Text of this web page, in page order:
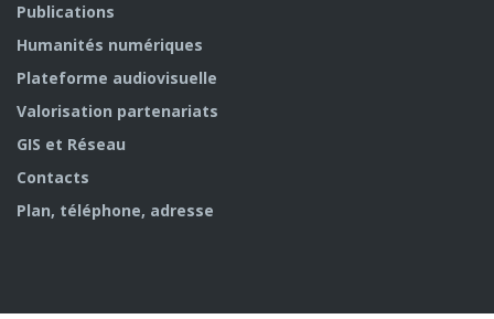
Publications
Humanités numériques
Plateforme audiovisuelle
Valorisation partenariats
GIS et Réseau
Contacts
Plan, téléphone, adresse